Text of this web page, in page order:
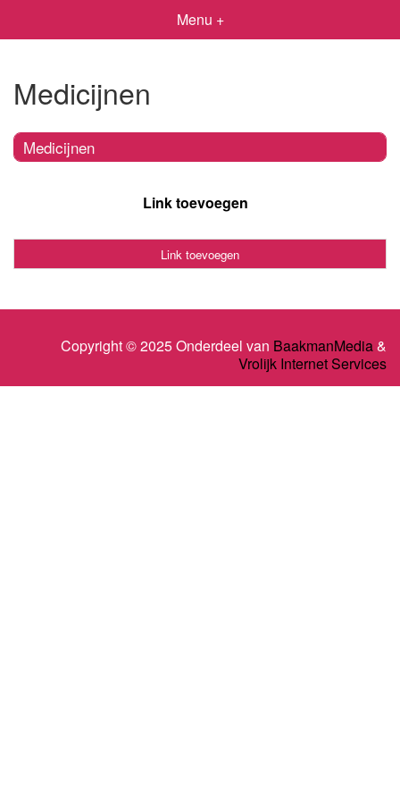
Menu +
Medicijnen
Medicijnen
Link toevoegen
Link toevoegen
Copyright © 2025 Onderdeel van BaakmanMedia&
Vrolijk Internet Services